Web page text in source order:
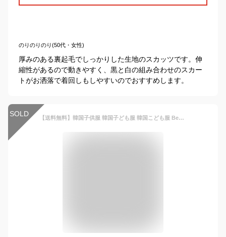
のりのりのり(50代・女性)
厚みのある裏起毛でしっかりした生地のスカッツです。伸
縮性があるので動きやすく、黒と白の組み合わせのスカー
トがお洒落で着回しもしやすいのでおすすめします。
SOLD 【送料無料】韓国子供服 韓国子ども服 韓国こども服 Bee カジュアル ナチュラル キッズ カラバリ 女の子 レギンス付きスカート 無地 チュチュスカート 切り替え リボン 秋 冬 90 100 110 120 130 140 150 ◇スカッツ 裏起毛◇ アウトレット